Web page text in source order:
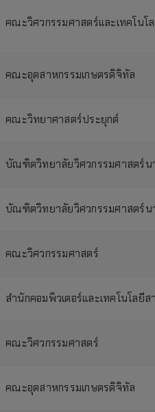
คณะวิศวกรรมศาสตร์และเทคโนโ
คณะอุตสาหกรรมเกษตรดิจิทัล
คณะวิทยาศาสตร์ประยุกต์
บัณฑิตวิทยาลัยวิศวกรรมศาสตร์น
บัณฑิตวิทยาลัยวิศวกรรมศาสตร์น
คณะวิศวกรรมศาสตร์
สำนักคอมพิวเตอร์และเทคโนโลยีส
คณะวิศวกรรมศาสตร์
คณะอุตสาหกรรมเกษตรดิจิทัล